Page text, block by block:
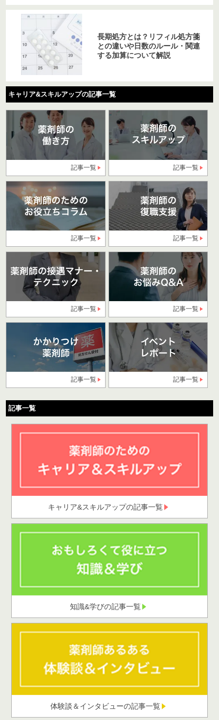
長期処方とは？リフィル処方箋
との違いや日数のルール・関連
する加算について解説
キャリア&スキルアップの記事一覧
記事一覧 記事一覧
記事一覧 記事一覧
記事一覧 記事一覧
記事一覧 記事一覧
記事一覧
キャリア&スキルアップの記事一覧
知識&学びの記事一覧
体験談＆インタビューの記事一覧